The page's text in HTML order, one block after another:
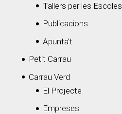
Tallers per les Escoles
Publicacions
Apunta’t
Petit Carrau
Carrau Verd
El Projecte
Empreses